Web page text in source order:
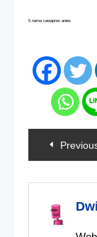
5 nama cawapres anies
pos